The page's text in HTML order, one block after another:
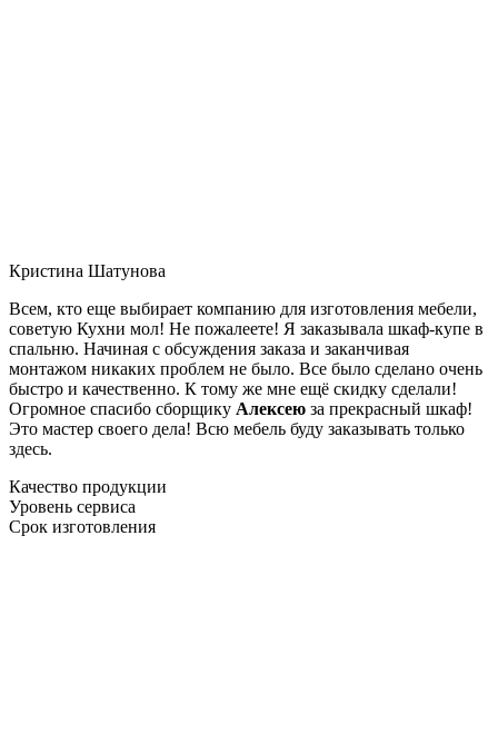
Кристина Шатунова
Всем, кто еще выбирает компанию для изготовления мебели,
советую Кухни мол! Не пожалеете! Я заказывала шкаф-купе в
спальню. Начиная с обсуждения заказа и заканчивая
монтажом никаких проблем не было. Все было сделано очень
быстро и качественно. К тому же мне ещё скидку сделали!
Огромное спасибо сборщику Алексею за прекрасный шкаф!
Это мастер своего дела! Всю мебель буду заказывать только
здесь.
Качество продукции
Уровень сервиса
Срок изготовления